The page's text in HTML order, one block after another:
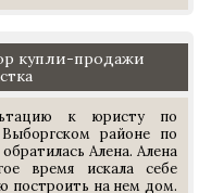
купли-продажи
к юристу по
районе по
Алена. Алена
время искала себе
построить на нем дом.